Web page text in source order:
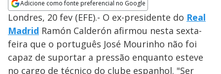
Adicione como fonte preferencial no Google
Opens in new window
Londres, 20 fev (EFE).- O ex-presidente do Real
Madrid Ramón Calderón afirmou nesta sexta-
feira que o português José Mourinho não foi
capaz de suportar a pressão enquanto esteve
no cargo de técnico do clube espanhol. "Ser